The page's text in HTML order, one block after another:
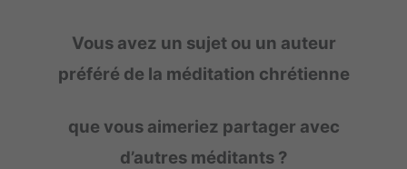
Vous avez un sujet ou un auteur
préféré de la méditation chrétienne
que vous aimeriez partager avec
d’autres méditants ?